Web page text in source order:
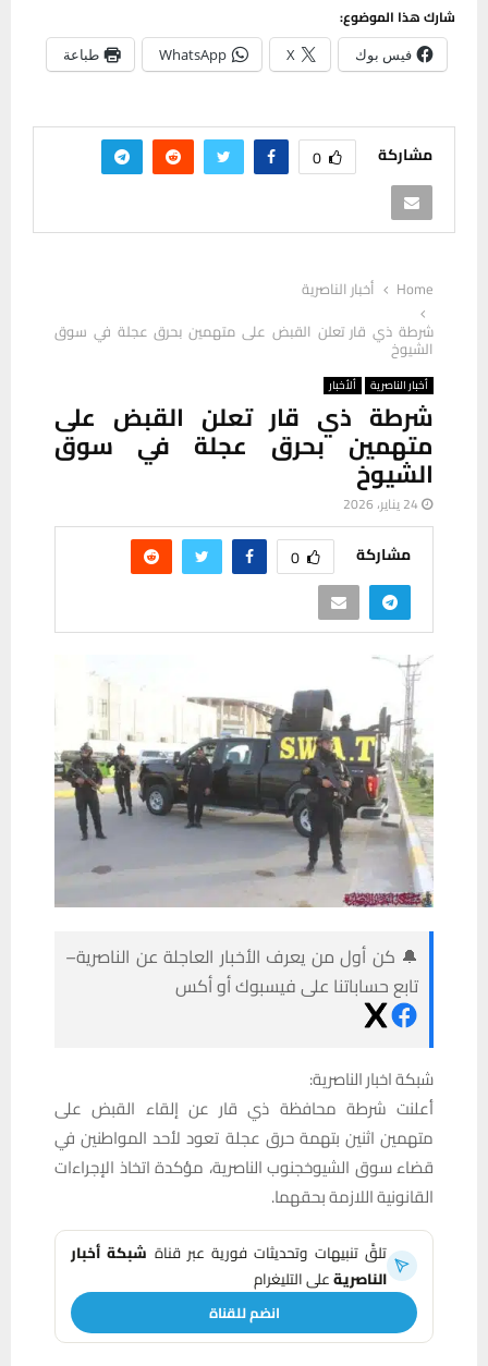
شارك هذا الموضوع:
فيس بوك X
WhatsApp طباعة
مشاركة 0
Home
أخبار الناصرية
شرطة ذي قار تعلن القبض على متهمين بحرق عجلة في سوق
الشيوخ
أخبار الناصرية ألأخبار
شرطة ذي قار تعلن القبض على
متهمين بحرق عجلة في سوق
الشيوخ
24 يناير، 2026
مشاركة 0
🔔 كن أول من يعرف الأخبار العاجلة عن الناصرية–
تابع حساباتنا على فيسبوك أو أكس
شبكة اخبار الناصرية:
أعلنت شرطة محافظة ذي قار عن إلقاء القبض على
متهمين اثنين بتهمة حرق عجلة تعود لأحد المواطنين في
قضاء سوق الشيوخجنوب الناصرية، مؤكدة اتخاذ الإجراءات
القانونية اللازمة بحقهما.
تلقَّ تنبيهات وتحديثات فورية عبر قناة شبكة أخبار
الناصريةعلى التليغرام
انضم للقناة